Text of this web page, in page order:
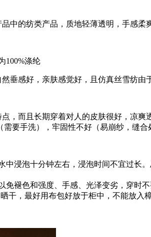
中的纺类产品，质地轻薄透明，手感
100%涤纶
垂感好，亲肤感觉好，且仿真丝雪纺
，而且长期穿着对人的皮肤很好，凉
要手洗），牢固性不好（易崩纱，缝合
中浸泡十分钟左右，浸泡时间不宜过
免褪色和强度、手感、光泽变劣，穿时
干，最好用布包好放于柜中，不能放入